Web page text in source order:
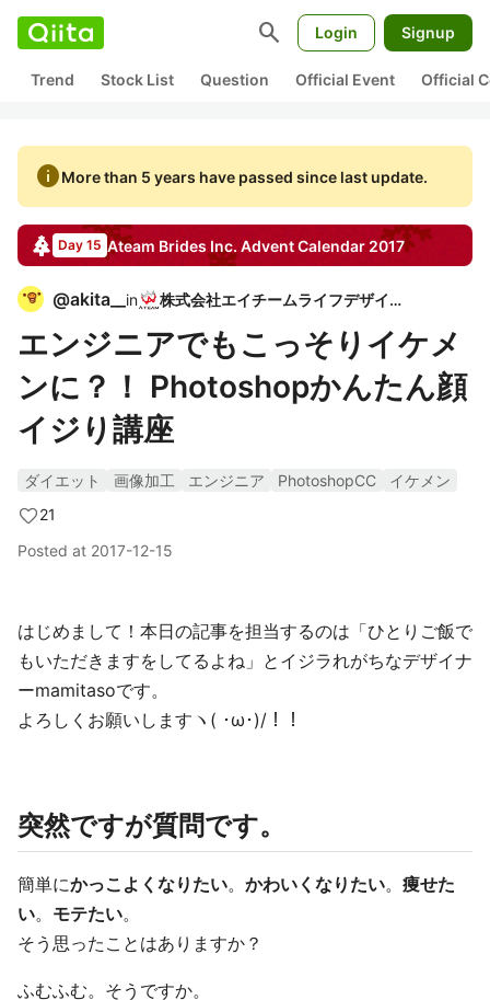
search Login Signup
Trend Stock List Question Official Event Official
infoMore than 5 years have passed since last update.
Day 15 Ateam Brides Inc. Advent Calendar 2017
@akita__ in 株式会社エイチームライフデザイン
エンジニアでもこっそりイケメ
ンに？！ Photoshopかんたん顔
イジり講座
ダイエット 画像加工 エンジニア PhotoshopCC
イケメン
21
Posted at 2017-12-15
はじめまして！本日の記事を担当するのは「ひとりご飯で
もいただきますをしてるよね」とイジラれがちなデザイナ
ーmamitasoです。
よろしくお願いしますヽ( ･ω･)/！！
突然ですが質問です。
簡単にかっこよくなりたい。 かわいくなりたい。 痩せた
い。 モテたい。
そう思ったことはありますか？
ふむふむ。そうですか。